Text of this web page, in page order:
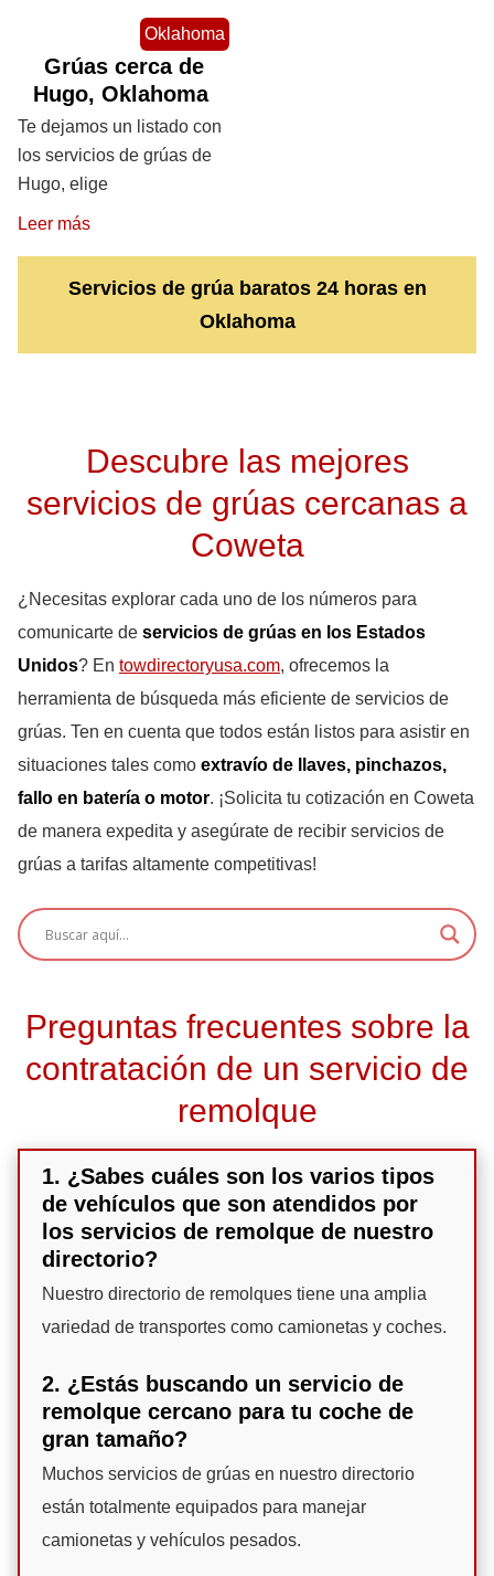
Oklahoma
Grúas cerca de
Hugo, Oklahoma
Te dejamos un listado con
los servicios de grúas de
Hugo, elige
Leer más
Servicios de grúa baratos 24 horas en
Oklahoma
Descubre las mejores
servicios de grúas cercanas a
Coweta
¿Necesitas explorar cada uno de los números para
comunicarte de servicios de grúas en los Estados
Unidos? En towdirectoryusa.com, ofrecemos la
herramienta de búsqueda más eficiente de servicios de
grúas. Ten en cuenta que todos están listos para asistir en
situaciones tales como extravío de llaves, pinchazos,
fallo en batería o motor. ¡Solicita tu cotización en Coweta
de manera expedita y asegúrate de recibir servicios de
grúas a tarifas altamente competitivas!
Preguntas frecuentes sobre la
contratación de un servicio de
remolque
1. ¿Sabes cuáles son los varios tipos
de vehículos que son atendidos por
los servicios de remolque de nuestro
directorio?
Nuestro directorio de remolques tiene una amplia
variedad de transportes como camionetas y coches.
2. ¿Estás buscando un servicio de
remolque cercano para tu coche de
gran tamaño?
Muchos servicios de grúas en nuestro directorio
están totalmente equipados para manejar
camionetas y vehículos pesados.